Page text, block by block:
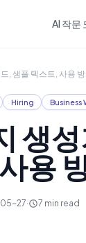
AI 작문
, 샘플 텍스트, 사용
Hiring Business
생
용
27· 7 min read